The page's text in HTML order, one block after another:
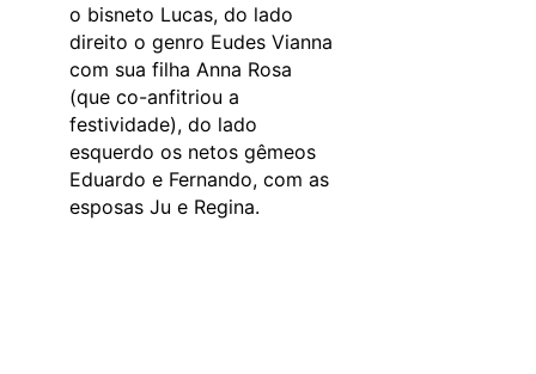
o bisneto Lucas, do lado
direito o genro Eudes Vianna
com sua filha Anna Rosa
(que co-anfitriou a
festividade), do lado
esquerdo os netos gêmeos
Eduardo e Fernando, com as
esposas Ju e Regina.